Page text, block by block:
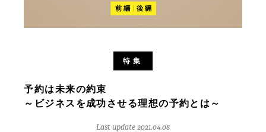
特集
予約は未来の約束
～ビジネスを成功させる理想の予約とは～
Last update 2021.04.08